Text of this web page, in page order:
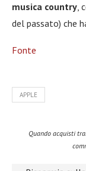
musica country,
del passato) che
Fonte
APPLE
Quando acquisti